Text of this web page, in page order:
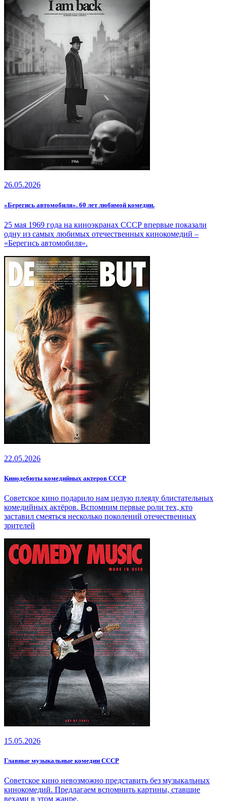
26.05.2026
«Берегись автомобиля». 60 лет любимой комедии.
25 мая 1969 года на киноэкранах СССР впервые показали
одну из самых любимых отечественных кинокомедий –
«Берегись автомобиля».
22.05.2026
Кинодебюты комедийных актеров СССР
Советское кино подарило нам целую плеяду блистательных
комедийных актёров. Вспомним первые роли тех, кто
заставил смеяться несколько поколений отечественных
зрителей
15.05.2026
Главные музыкальные комедии СССР
Советское кино невозможно представить без музыкальных
кинокомедий. Предлагаем вспомнить картины, ставшие
вехами в этом жанре.